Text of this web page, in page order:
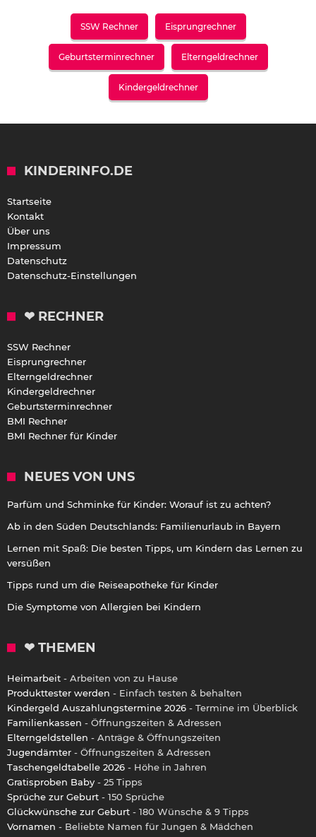
SSW Rechner Eisprungrechner
Geburtsterminrechner Elterngeldrechner
Kindergeldrechner
KINDERINFO.DE
Startseite
Kontakt
Über uns
Impressum
Datenschutz
Datenschutz-Einstellungen
❤ RECHNER
SSW Rechner
Eisprungrechner
Elterngeldrechner
Kindergeldrechner
Geburtsterminrechner
BMI Rechner
BMI Rechner für Kinder
NEUES VON UNS
Parfüm und Schminke für Kinder: Worauf ist zu achten?
Ab in den Süden Deutschlands: Familienurlaub in Bayern
Lernen mit Spaß: Die besten Tipps, um Kindern das Lernen zu
versüßen
Tipps rund um die Reiseapotheke für Kinder
Die Symptome von Allergien bei Kindern
❤ THEMEN
Heimarbeit - Arbeiten von zu Hause
Produkttester werden - Einfach testen & behalten
Kindergeld Auszahlungstermine 2026 - Termine im Überblick
Familienkassen - Öffnungszeiten & Adressen
Elterngeldstellen - Anträge & Öffnungszeiten
Jugendämter - Öffnungszeiten & Adressen
Taschengeldtabelle 2026 - Höhe in Jahren
Gratisproben Baby - 25 Tipps
Sprüche zur Geburt - 150 Sprüche
Glückwünsche zur Geburt - 180 Wünsche & 9 Tipps
Vornamen - Beliebte Namen für Jungen & Mädchen